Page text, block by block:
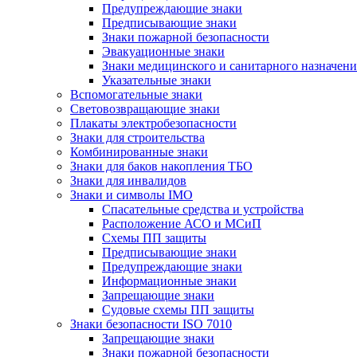
Предупреждающие знаки
Предписывающие знаки
Знаки пожарной безопасности
Эвакуационные знаки
Знаки медицинского и санитарного
Указательные знаки
Вспомогательные знаки
Световозвращающие знаки
Плакаты электробезопасности
Знаки для строительства
Комбинированные знаки
Знаки для баков накопления ТБО
Знаки для инвалидов
Знаки и символы IMO
Спасательные средства и устройства
Расположение АСО и МСиП
Схемы ПП защиты
Предписывающие знаки
Предупреждающие знаки
Информационные знаки
Запрещающие знаки
Судовые схемы ПП защиты
Знаки безопасности ISO 7010
Запрещающие знаки
Знаки пожарной безопасности